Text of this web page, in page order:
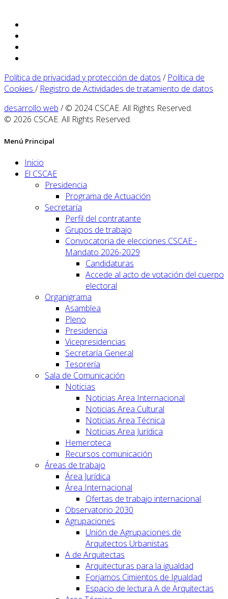
Política de privacidad y protección de datos / Política de
Cookies / Registro de Actividades de tratamiento de datos
desarrollo web / © 2024 CSCAE. All Rights Reserved.
© 2026 CSCAE. All Rights Reserved.
Menú Principal
Inicio
El CSCAE
Presidencia
Programa de Actuación
Secretaría
Perfil del contratante
Grupos de trabajo
Convocatoria de elecciones CSCAE -
Mandato 2026-2029
Candidaturas
Accede al acto de votación del cuerpo
electoral
Organigrama
Asamblea
Pleno
Presidencia
Vicepresidencias
Secretaría General
Tesorería
Sala de Comunicación
Noticias
Noticias Area Internacional
Noticias Area Cultural
Noticias Area Técnica
Noticias Area Jurídica
Hemeroteca
Recursos comunicación
Áreas de trabajo
Área Jurídica
Área Internacional
Ofertas de trabajo internacional
Observatorio 2030
Agrupaciones
Unión de Agrupaciones de
Arquitectos Urbanistas
A de Arquitectas
Arquitecturas para la igualdad
Forjamos Cimientos de Igualdad
Espacio de lectura A de Arquitectas